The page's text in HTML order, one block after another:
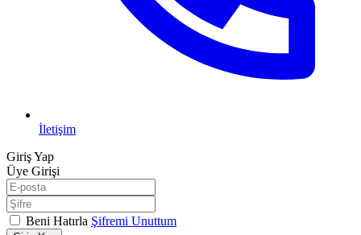
İletişim
Giriş Yap
Üye Girişi
Beni Hatırla Şifremi Unuttum